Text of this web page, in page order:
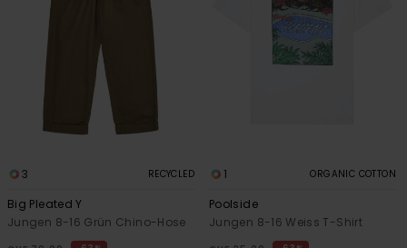
3 RECYCLED
Big Pleated Y
Jungen 8-16 Grün Chino-Hose
1 ORGANIC COTTON
Poolside
Jungen 8-16 Weiss T-Shirt